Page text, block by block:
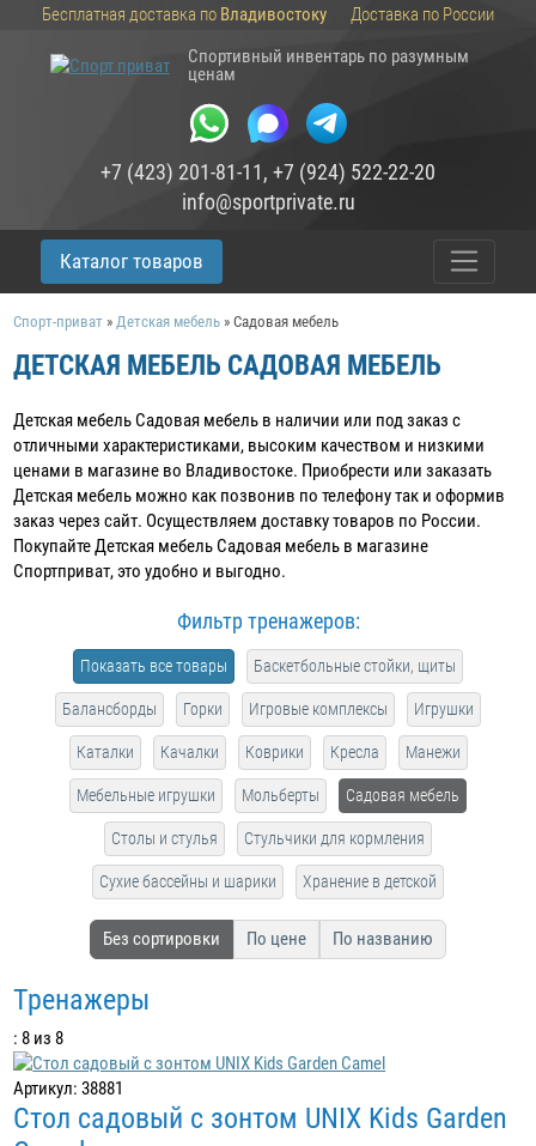
Бесплатная доставка по Владивостоку
Доставка по России
Спортивный инвентарь по разумным
ценам
+7 (423) 201-81-11, +7 (924) 522-22-20
info@sportprivate.ru
Каталог товаров
Спорт-приват » Детская мебель »Садовая мебель
ДЕТСКАЯ МЕБЕЛЬ САДОВАЯ МЕБЕЛЬ
Детская мебель Садовая мебель в наличии или под заказ c
отличными характеристиками, высоким качеством и низкими
ценами в магазине во Владивостоке. Приобрести или заказать
Детская мебель можно как позвонив по телефону так и оформив
заказ через сайт. Осуществляем доставку товаров по России.
Покупайте Детская мебель Садовая мебель в магазине
Спортприват, это удобно и выгодно.
Фильтр тренажеров:
Показать все товары Баскетбольные стойки, щиты
Балансборды Горки Игровые комплексы Игрушки
Каталки Качалки Коврики Кресла Манежи
Мебельные игрушки Мольберты Садовая мебель
Столы и стулья Стульчики для кормления
Сухие бассейны и шарики Хранение в детской
Без сортировки По цене По названию
Тренажеры
: 8 из 8
Артикул: 38881
Стол садовый с зонтом UNIX Kids Garden